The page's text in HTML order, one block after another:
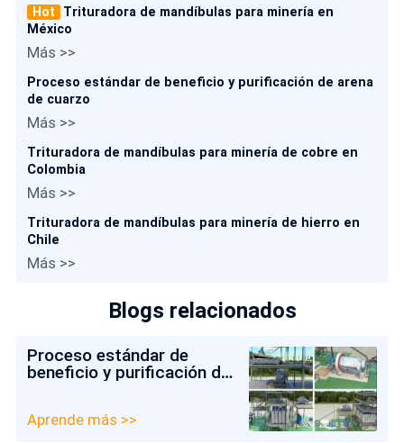
Hot
Trituradora de mandíbulas para minería en
México
Más >>
Proceso estándar de beneficio y purificación de arena
de cuarzo
Más >>
Trituradora de mandíbulas para minería de cobre en
Colombia
Más >>
Trituradora de mandíbulas para minería de hierro en
Chile
Más >>
Blogs relacionados
Proceso estándar de
beneficio y purificación de
Aprende más >>